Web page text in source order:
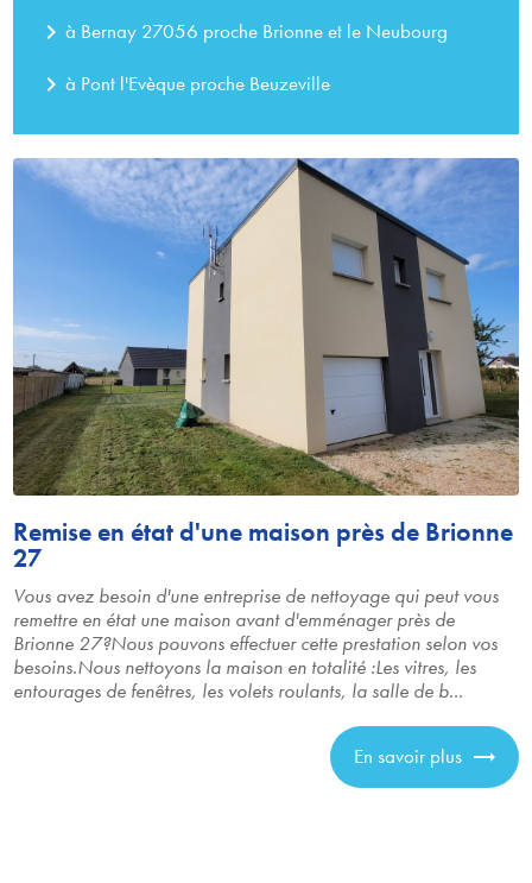
navigate_nextà Bernay 27056 proche Brionne et le Neubourg
navigate_nextà Pont l'Evèque proche Beuzeville
Remise en état d'une maison près de Brionne
27
Vous avez besoin d'une entreprise de nettoyage qui peut vous
remettre en état une maison avant d'emménager près de
Brionne 27?Nous pouvons effectuer cette prestation selon vos
besoins.Nous nettoyons la maison en totalité :Les vitres, les
entourages de fenêtres, les volets roulants, la salle de b...
En savoir plus